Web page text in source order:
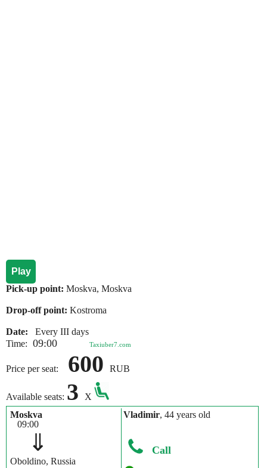
Play
Pick-up point: Moskva, Moskva
Drop-off point: Kostroma
Date:
Every III days
Time: 09:00 Taxiuber7.com
Price per seat: 600 RUB
Available seats: 3
X
Moskva
09:00
⇓
Oboldino, Russia
Vladimir, 44 years old
Call